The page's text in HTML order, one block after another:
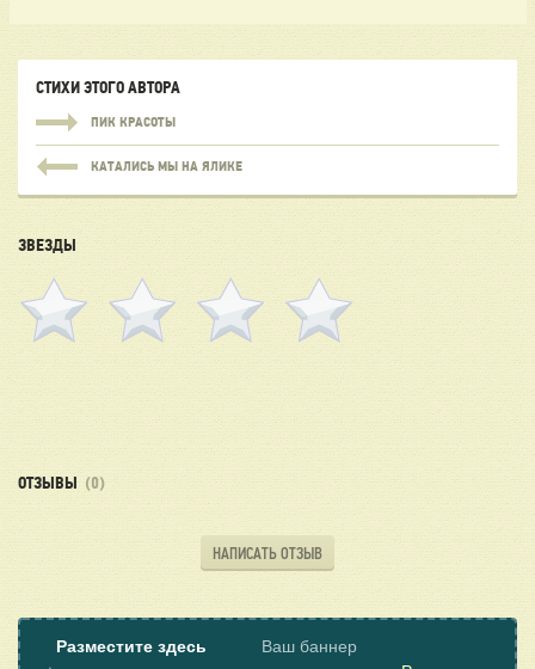
СТИХИ ЭТОГО АВТОРА
ПИК КРАСОТЫ
КАТАЛИСЬ МЫ НА ЯЛИКЕ
ЗВЕЗДЫ
ОТЗЫВЫ (0)
НАПИСАТЬ ОТЗЫВ
Разместите здесь
Ваш баннер